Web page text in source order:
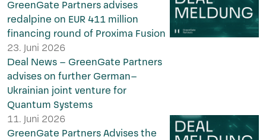
GreenGate Partners advises
redalpine on EUR 411 million
financing round of Proxima Fusion
23. Juni 2026
Deal News – GreenGate Partners
advises on further German–
Ukrainian joint venture for
Quantum Systems
11. Juni 2026
GreenGate Partners Advises the